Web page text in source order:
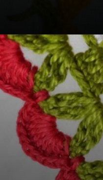
Opening